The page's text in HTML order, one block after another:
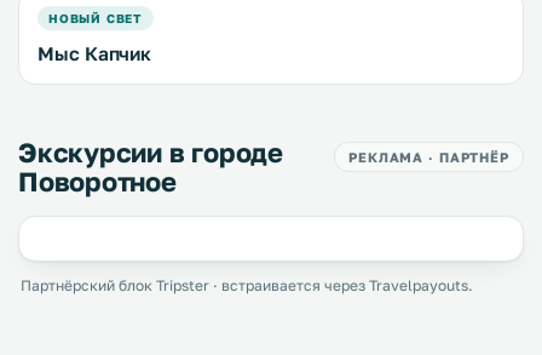
НОВЫЙ СВЕТ
Мыс Капчик
Экскурсии в городе
Поворотное
РЕКЛАМА · ПАРТНЁР
Партнёрский блок Tripster · встраивается через Travelpayouts.